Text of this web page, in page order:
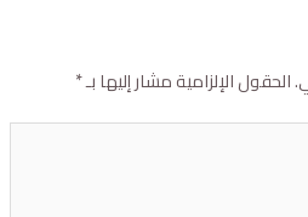
الحقول الإلزامية مشار إليها بـ*